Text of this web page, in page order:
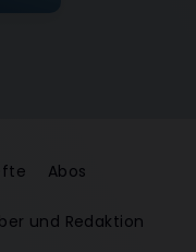
Abos
und Redaktion